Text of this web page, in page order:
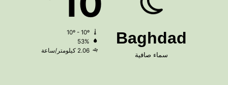
Baghdad
سماء صافية
53%
2.06 كيلومتر/ساعة